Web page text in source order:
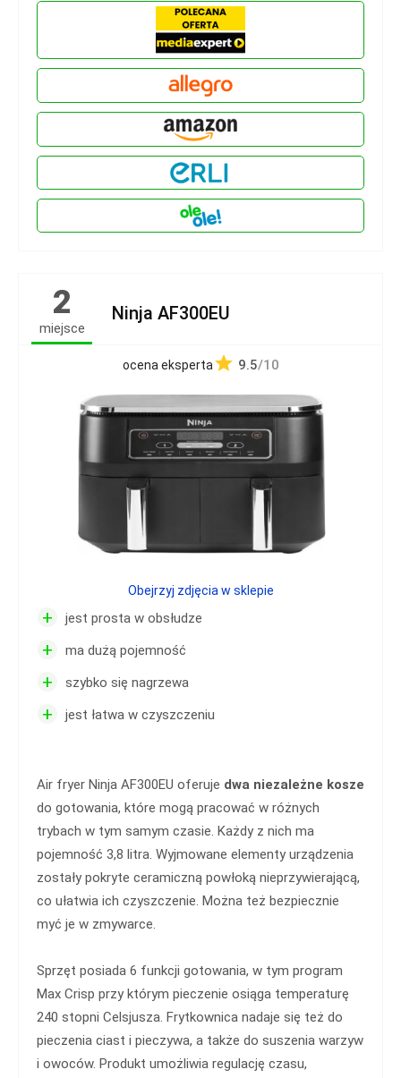
2
miejsce
Ninja AF300EU
ocena eksperta 9.5/10
+ jest prosta w obsłudze
+ ma dużą pojemność
+ szybko się nagrzewa
+ jest łatwa w czyszczeniu
Air fryer Ninja AF300EU oferuje dwa niezależne kosze
do gotowania, które mogą pracować w różnych
trybach w tym samym czasie. Każdy z nich ma
pojemność 3,8 litra. Wyjmowane elementy urządzenia
zostały pokryte ceramiczną powłoką nieprzywierającą,
co ułatwia ich czyszczenie. Można też bezpiecznie
myć je w zmywarce.
Sprzęt posiada 6 funkcji gotowania, w tym program
Max Crisp przy którym pieczenie osiąga temperaturę
240 stopni Celsjusza. Frytkownica nadaje się też do
pieczenia ciast i pieczywa, a także do suszenia warzyw
i owoców. Produkt umożliwia regulację czasu,
Obejrzyj zdjęcia w sklepie